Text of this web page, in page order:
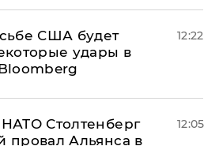
США будет
удары в
12:22
Столтенберг
провал Альянса в
12:05